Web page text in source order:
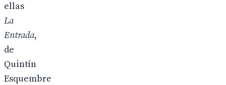
ellas
La
Entrada,
de
Quintín
Esquembre